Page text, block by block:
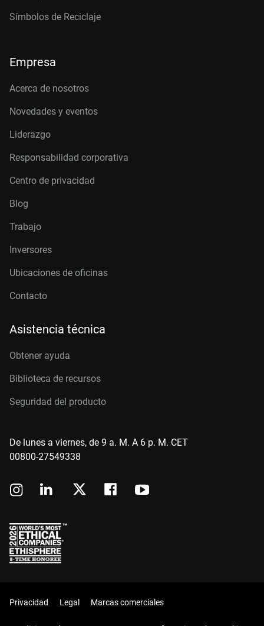
Símbolos de Reciclaje
Empresa
Acerca de nosotros
Novedades y eventos
Liderazgo
Responsabilidad corporativa
Centro de privacidad
Blog
Trabajo
Inversores
Ubicaciones de oficinas
Contacto
Asistencia técnica
Obtener ayuda
Biblioteca de recursos
Seguridad del producto
De lunes a viernes, de 9 a. M. A 6 p. M. CET
00800-27549338
Privacidad Legal Marcas comerciales